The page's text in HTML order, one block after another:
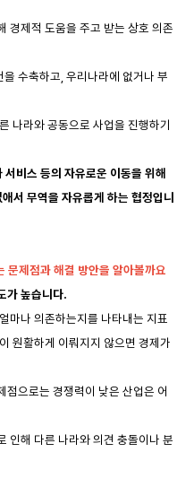
경제적 도움을 주고 받는 상호 의존
수축하고, 우리나라에 없거나 부
나라와 공동으로 사업을 진행하기
비스 등의 자유로운 이동을 위해
서 무역을 자유롭게 하는 협정입니
문제점과 해결 방안을 알아볼까요
가 높습니다.
마나 의존하는지를 나타내는 지표
원활하게 이뤄지지 않으면 경제가
점으로는 경쟁력이 낮은 산업은 어
인해 다른 나라와 의견 충돌이나 분